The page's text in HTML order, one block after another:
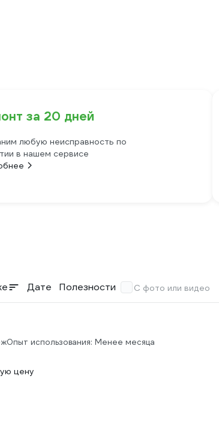
за 20 дней
любую неисправность по
в нашем сервисе
Дате Полезности С фото или видео
Опыт использования: Менее месяца
цену